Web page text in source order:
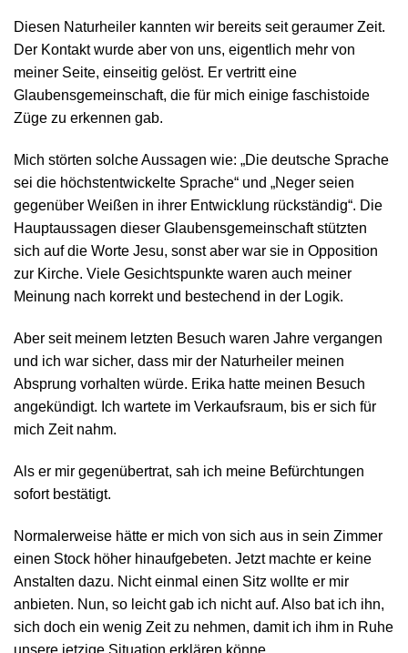
Diesen Naturheiler kannten wir bereits seit geraumer Zeit.
Der Kontakt wurde aber von uns, eigentlich mehr von
meiner Seite, einseitig gelöst. Er vertritt eine
Glaubensgemeinschaft, die für mich einige faschistoide
Züge zu erkennen gab.
Mich störten solche Aussagen wie: „Die deutsche Sprache
sei die höchstentwickelte Sprache“ und „Neger seien
gegenüber Weißen in ihrer Entwicklung rückständig“. Die
Hauptaussagen dieser Glaubensgemeinschaft stützten
sich auf die Worte Jesu, sonst aber war sie in Opposition
zur Kirche. Viele Gesichtspunkte waren auch meiner
Meinung nach korrekt und bestechend in der Logik.
Aber seit meinem letzten Besuch waren Jahre vergangen
und ich war sicher, dass mir der Naturheiler meinen
Absprung vorhalten würde. Erika hatte meinen Besuch
angekündigt. Ich wartete im Verkaufsraum, bis er sich für
mich Zeit nahm.
Als er mir gegenübertrat, sah ich meine Befürchtungen
sofort bestätigt.
Normalerweise hätte er mich von sich aus in sein Zimmer
einen Stock höher hinaufgebeten. Jetzt machte er keine
Anstalten dazu. Nicht einmal einen Sitz wollte er mir
anbieten. Nun, so leicht gab ich nicht auf. Also bat ich ihn,
sich doch ein wenig Zeit zu nehmen, damit ich ihm in Ruhe
unsere jetzige Situation erklären könne.